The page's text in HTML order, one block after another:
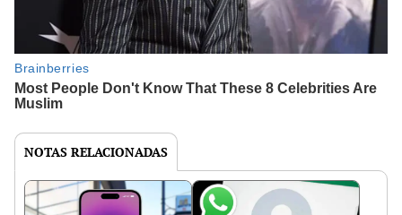
NOTAS RELACIONADAS